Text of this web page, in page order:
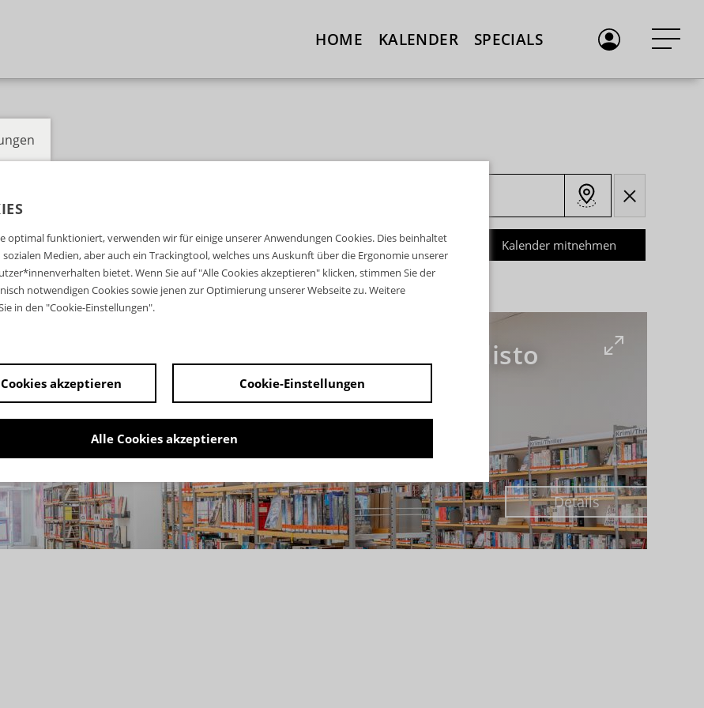
HOME KALENDER SPECIALS
Filter zurücksetzen Kalender mitnehmen
Details
Lesung Michaele Grün - Terradisto
LITERATUR
16:30 Uhr
Stadtbibliothek Troisdorf | Troisdorf
optimal funktioniert, verwenden wir für einige unserer Anwendungen Cookies. Dies beinhaltet
Medien, aber auch ein Trackingtool, welches uns Auskunft über die Ergonomie unserer
bietet. Wenn Sie auf "Alle Cookies akzeptieren" klicken, stimmen Sie der
notwendigen Cookies sowie jenen zur Optimierung unserer Webseite zu. Weitere
in den "Cookie-Einstellungen".
akzeptieren Cookie-Einstellungen
Alle Cookies akzeptieren